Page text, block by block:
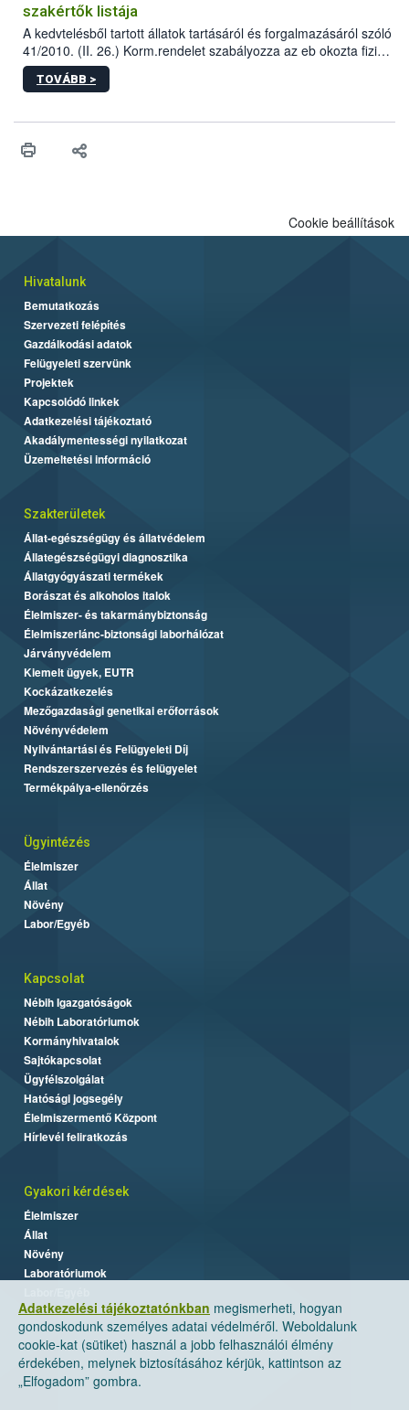
szakértők listája
A kedvtelésből tartott állatok tartásáról és forgalmazásáról szóló
41/2010. (II. 26.) Korm.rendelet szabályozza az eb okozta fizikai
sérülés, illetve ennek veszélye keletkezésekor felmerülő
hatósági feladatokat, valamint a veszélyes eb tartását és annak
vonni az ebek viselkedésének megítélésében jártas szakértőt.
TOVÁBB >
Adatkezelési tájékoztatónkban megismerheti, hogyan
gondoskodunk személyes adatai védelméről. Weboldalunk
cookie-kat (sütiket) használ a jobb felhasználói élmény
érdekében, melynek biztosításához kérjük, kattintson az
„Elfogadom” gombra.
Cookie beállítások
Hivatalunk
Bemutatkozás
Szervezeti felépítés
Gazdálkodási adatok
Felügyeleti szervünk
Projektek
Kapcsolódó linkek
Adatkezelési tájékoztató
Akadálymentességi nyilatkozat
Üzemeltetési információ
Szakterületek
Állat-egészségügy és állatvédelem
Állategészségügyi diagnosztika
Állatgyógyászati termékek
Borászat és alkoholos italok
Élelmiszer- és takarmánybiztonság
Élelmiszerlánc-biztonsági laborhálózat
Járványvédelem
Kiemelt ügyek, EUTR
Kockázatkezelés
Mezőgazdasági genetikai erőforrások
Növényvédelem
Nyilvántartási és Felügyeleti Díj
Rendszerszervezés és felügyelet
Termékpálya-ellenőrzés
Ügyintézés
Élelmiszer
Állat
Növény
Labor/Egyéb
Kapcsolat
Nébih Igazgatóságok
Nébih Laboratóriumok
Kormányhivatalok
Sajtókapcsolat
Ügyfélszolgálat
Hatósági jogsegély
Élelmiszermentő Központ
Hírlevél feliratkozás
Gyakori kérdések
Élelmiszer
Állat
Növény
Laboratóriumok